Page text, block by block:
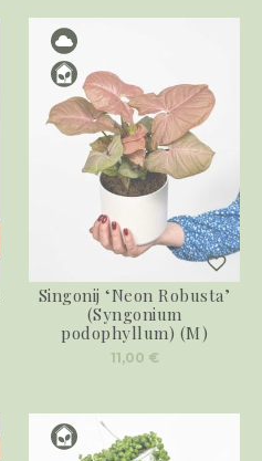
Singonij ‘Neon Robusta’
(Syngonium
podophyllum) (M)
11,00 €